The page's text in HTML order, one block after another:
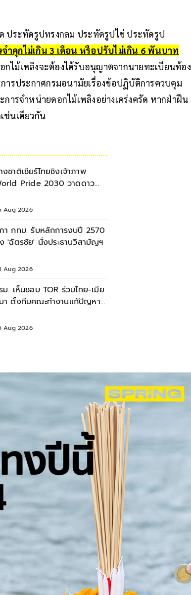
ระทัดรูปทรงกลม ประทัดรูปไข่ ประทัดรูป
ำคุกไม่เกิน 3 เดือน หรือปรับไม่เกิน 6 พันบาท
ไม้เพลิงจะต้องได้รับอนุญาตจากนายทะเบียนท้อง
รประกาศกรมอนามัยเรื่องข้อปฏิบัติการควบคุม
ารจำหน่ายดอกไม้เพลิงอย่างเคร่งครัด หากฝ่าฝืน
ช่นเดียวกัน
งชาติเชียร์ไทยชิงเจ้าภาพ
Pride 2030 วาดดาวย้ำ
Aug 2026
า กทม. รับหลักการงบปี 2570
'ฉัตรชัย' นั่งประธานวิสามัญฯ
Aug 2026
ม. เห็นชอบ TOR ร่วมไทย-เมีย
า ตั้งทีมคณะทำงานแก้ปัญหา
Aug 2026